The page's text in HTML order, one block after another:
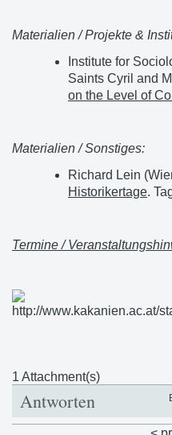
Materialien / Projekte &
Institute for
Saints Cyril and
on the Level of
Materialien / Sonstiges:
Richard Lein
Historikertage.
Termine /
1 Attachment(s)
Antworten